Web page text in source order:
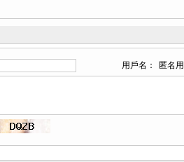
用戶名：
匿名